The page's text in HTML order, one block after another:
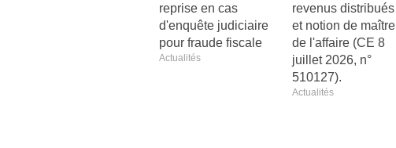
reprise en cas
d'enquête judiciaire
pour fraude fiscale
Actualités
revenus distribués
et notion de maître
de l'affaire (CE 8
juillet 2026, n°
510127).
Actualités